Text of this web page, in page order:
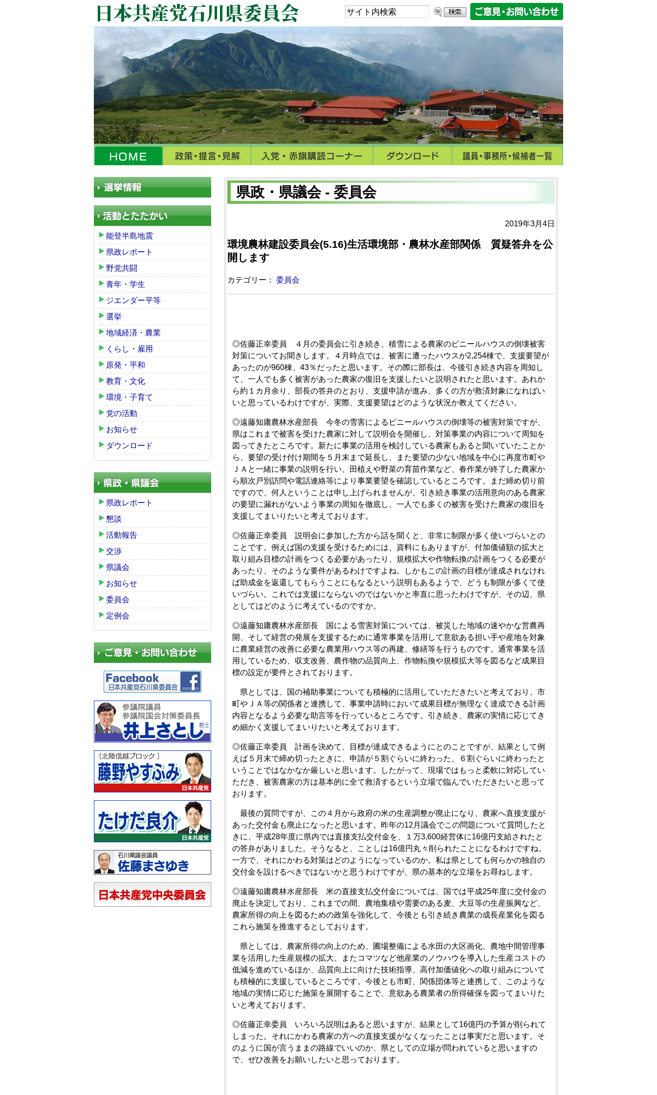
県政・県議会 - 委員会
2019年3月4日
環境農林建設委員会(5.16)生活環境部・農林水産部関係 質疑答弁を公
開します
カテゴリー： 委員会
◎佐藤正幸委員 ４月の委員会に引き続き、積雪による農家のビニールハウスの倒壊被害
対策についてお聞きします。４月時点では、被害に遭ったハウスが2,254棟で、支援要望が
あったのが960棟、43％だったと思います。その際に部長は、今後引き続き内容を周知し
て、一人でも多く被害があった農家の復旧を支援したいと説明されたと思います。あれか
ら約１カ月余り、部長の答弁のとおり、支援申請が進み、多くの方が救済対象になればい
いと思っているわけですが、実際、支援要望はどのような状況か教えてください。
◎遠藤知庸農林水産部長 今冬の雪害によるビニールハウスの倒壊等の被害対策ですが、
県はこれまで被害を受けた農家に対して説明会を開催し、対策事業の内容について周知を
図ってきたところです。新たに事業の活用を検討している農家もあると聞いていたことか
ら、要望の受け付け期間を５月末まで延長し、また要望の少ない地域を中心に再度市町や
ＪＡと一緒に事業の説明を行い、田植えや野菜の育苗作業など、春作業が終了した農家か
ら順次戸別訪問や電話連絡等により事業要望を確認しているところです。まだ締め切り前
ですので、何人ということは申し上げられませんが、引き続き事業の活用意向のある農家
の要望に漏れがないよう事業の周知を徹底し、一人でも多くの被害を受けた農家の復旧を
支援してまいりたいと考えております。
◎佐藤正幸委員 説明会に参加した方から話を聞くと、非常に制限が多く使いづらいとの
ことです。例えば国の支援を受けるためには、資料にもありますが、付加価値額の拡大と
取り組み目標の計画をつくる必要があったり、規模拡大や作物転換の計画をつくる必要が
あったり、そのような要件があるわけですよね。しかもこの計画の目標が達成されなけれ
ば助成金を返還してもらうことにもなるという説明もあるようで、どうも制限が多くて使
いづらい。これでは支援にならないのではないかと率直に思ったわけですが、その辺、県
としてはどのように考えているのですか。
◎遠藤知庸農林水産部長 国による雪害対策については、被災した地域の速やかな営農再
開、そして経営の発展を支援するために通常事業を活用して意欲ある担い手や産地を対象
に農業経営の改善に必要な農業用ハウス等の再建、修繕等を行うものです。通常事業を活
用しているため、収支改善、農作物の品質向上、作物転換や規模拡大等を図るなど成果目
標の設定が要件とされております。
県としては、国の補助事業についても積極的に活用していただきたいと考えており、市
町やＪＡ等の関係者と連携して、事業申請時において成果目標が無理なく達成できる計画
内容となるよう必要な助言等を行っているところです。引き続き、農家の実情に応じてき
め細かく支援してまいりたいと考えております。
◎佐藤正幸委員 計画を決めて、目標が達成できるようにとのことですが、結果として例
えば５月末で締め切ったときに、申請が５割ぐらいに終わった、６割ぐらいに終わったと
いうことではなかなか厳しいと思います。したがって、現場ではもっと柔軟に対応してい
ただき、被害農家の方は基本的に全て救済するという立場で臨んでいただきたいと思って
おります。
最後の質問ですが、この４月から政府の米の生産調整が廃止になり、農家へ直接支援が
あった交付金も廃止になったと思います。昨年の12月議会でこの問題について質問したと
きに、平成28年度に県内では直接支払交付金を、１万3,600経営体に16億円支給されたと
の答弁がありました。そうなると、ことしは16億円丸々削られたことになるわけですね。
一方で、それにかわる対策はどのようになっているのか。私は県としても何らかの独自の
交付金を設けるべきではないかと思うわけですが、県の基本的な立場をお尋ねします。
◎遠藤知庸農林水産部長 米の直接支払交付金については、国では平成25年度に交付金の
廃止を決定しており、これまでの間、農地集積や需要のある麦、大豆等の生産振興など、
農家所得の向上を図るための政策を強化して、今後とも引き続き農業の成長産業化を図る
これら施策を推進するとしております。
県としては、農家所得の向上のため、圃場整備による水田の大区画化、農地中間管理事
業を活用した生産規模の拡大、またコマツなど他産業のノウハウを導入した生産コストの
低減を進めているほか、品質向上に向けた技術指導、高付加価値化への取り組みについて
も積極的に支援しているところです。今後とも市町、関係団体等と連携して、このような
地域の実情に応じた施策を展開することで、意欲ある農業者の所得確保を図ってまいりた
いと考えております。
◎佐藤正幸委員 いろいろ説明はあると思いますが、結果として16億円の予算が削られて
しまった。それにかわる農家の方への直接支援がなくなったことは事実だと思います。そ
のように国が言うままの路線でいいのか、県としての立場が問われていると思いますの
で、ぜひ改善をお願いしたいと思っております。
能登半島地震
県政レポート
野党共闘
青年・学生
ジエンダー平等
選挙
地域経済・農業
くらし・雇用
原発・平和
教育・文化
環境・子育て
党の活動
お知らせ
ダウンロード
県政レポート
懇談
活動報告
交渉
県議会
お知らせ
委員会
定例会